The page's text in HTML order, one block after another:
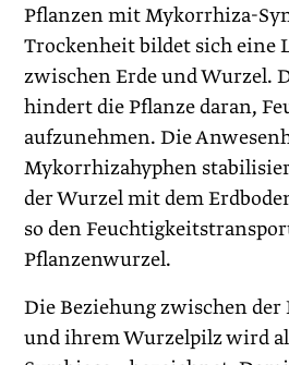
Pflanzen mit Mykorrhiza-
Trockenheit bildet sich eine
zwischen Erde und Wurzel.
hindert die Pflanze daran,
aufzunehmen. Die
Mykorrhizahyphen
der Wurzel mit dem
so den
Pflanzenwurzel.
Die Beziehung zwischen
und ihrem Wurzelpilz wird